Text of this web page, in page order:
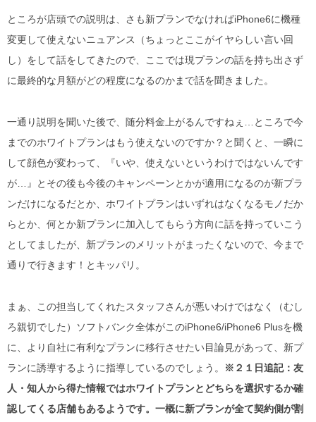
ところが店頭での説明は、さも新プランでなければiPhone6に機種
変更して使えないニュアンス（ちょっとここがイヤらしい言い回
し）をして話をしてきたので、ここでは現プランの話を持ち出さず
に最終的な月額がどの程度になるのかまで話を聞きました。
一通り説明を聞いた後で、随分料金上がるんですねぇ…ところで今
までのホワイトプランはもう使えないのですか？と聞くと、一瞬に
して顔色が変わって、『いや、使えないというわけではないんです
が…』とその後も今後のキャンペーンとかが適用になるのが新プラ
ンだけになるだとか、ホワイトプランはいずれはなくなるモノだか
らとか、何とか新プランに加入してもらう方向に話を持っていこう
としてましたが、新プランのメリットがまったくないので、今まで
通りで行きます！とキッパリ。
まぁ、この担当してくれたスタッフさんが悪いわけではなく（むし
ろ親切でした）ソフトバンク全体がこのiPhone6/iPhone6 Plusを機
に、より自社に有利なプランに移行させたい目論見があって、新プ
ランに誘導するように指導しているのでしょう。
※２１日追記：友
人・知人から得た情報ではホワイトプランとどちらを選択するか確
認してくる店舗もあるようです。一概に新プランが全て契約側が割